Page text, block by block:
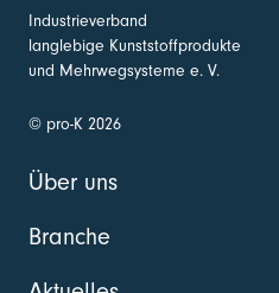
Industrieverband
langlebige Kunststoffprodukte
und Mehrwegsysteme e. V.
© pro-K 2026
Über uns
Branche